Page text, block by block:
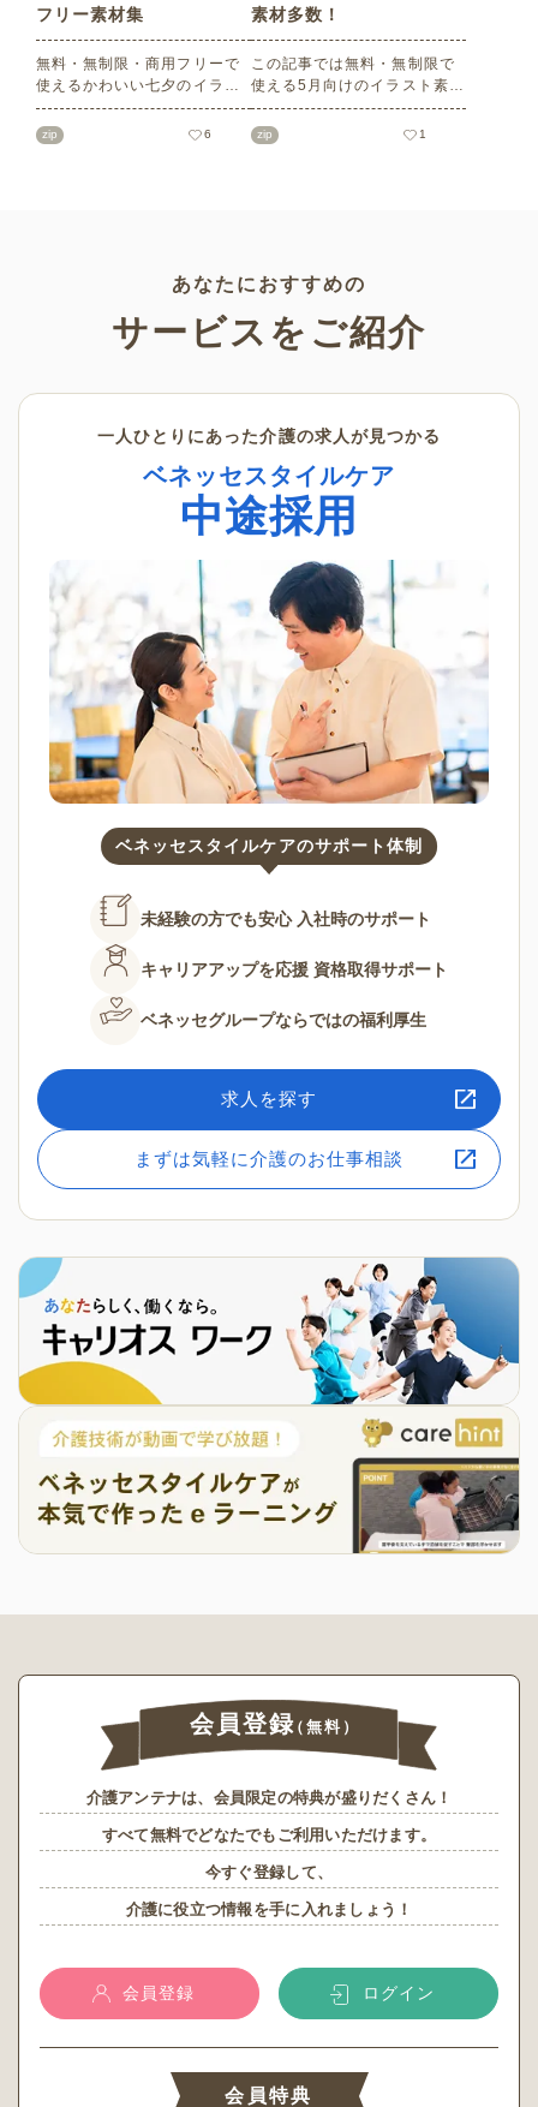
フリー素材集
無料・無制限・商用フリーで
使えるかわいい七夕のイラス
ト素材をご紹介します。短冊
の印刷用テンプレート、飾り
zip 6
素材多数！
この記事では無料・無制限で
使える5月向けのイラスト素材
を多数ご紹介します。商用フ
リーの可愛くておしゃれなイ
なシーンでご活用ください！
zip 1
あなたにおすすめの
サービスをご紹介
一人ひとりにあった介護の求人が見つかる
ベネッセスタイルケア
中途採用
ベネッセスタイルケアのサポート体制
未経験の方でも安心 入社時のサポート
キャリアアップを応援 資格取得サポート
ベネッセグループならではの福利厚生
求人を探す
まずは気軽に介護のお仕事相談
会員登録（無料）
介護アンテナは、会員限定の特典が盛りだくさん！
すべて無料でどなたでもご利用いただけます。
今すぐ登録して、
介護に役立つ情報を手に入れましょう！
会員登録 ログイン
会員特典